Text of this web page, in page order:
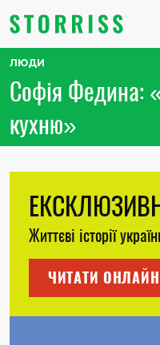
ЛЮДИ
Софія Федина:
кухню»
Життєві історії
ЧИТАТИ ОНЛАЙН